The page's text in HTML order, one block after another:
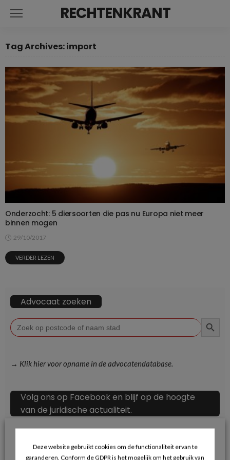
RECHTENKRANT
Tag Archives: import
Onderzocht: 5 diersoorten die pas nu Europa niet meer
binnen mogen
29/10/2017
VERDER LEZEN
Advocaat zoeken
Zoek
naar:
→ Klik hier voor opname in de advocatendatabase.
Volg ons op Facebook en blijf op de hoogte
van de juridische actualiteit.
Deze website gebruikt cookies om de functionaliteit ervan te
garanderen. Conform de GDPR is het mogelijk om het gebruik van